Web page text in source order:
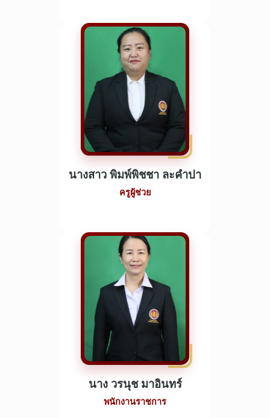
นางสาว พิมพ์พิชชา ละคำปา
ครูผู้ช่วย
นาง วรนุช มาอินทร์
พนักงานราชการ